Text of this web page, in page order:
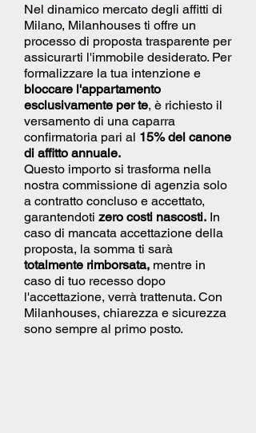
Nel dinamico mercato degli affitti di
Milano, Milanhouses ti offre un
processo di proposta trasparente per
assicurarti l'immobile desiderato. Per
formalizzare la tua intenzione e
bloccare l'appartamento
esclusivamente per te, è richiesto il
versamento di una caparra
confirmatoria pari al 15% del canone
di affitto annuale.
Questo importo si trasforma nella
nostra commissione di agenzia solo
a contratto concluso e accettato,
garantendoti zero costi nascosti. In
caso di mancata accettazione della
proposta, la somma ti sarà
totalmente rimborsata, mentre in
caso di tuo recesso dopo
l'accettazione, verrà trattenuta. Con
Milanhouses, chiarezza e sicurezza
sono sempre al primo posto.